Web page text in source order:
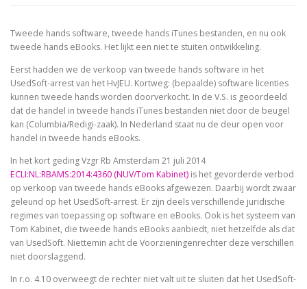
Tweede hands software, tweede hands iTunes bestanden, en nu ook
tweede hands eBooks. Het lijkt een niet te stuiten ontwikkeling.
Eerst hadden we de verkoop van tweede hands software in het
UsedSoft-arrest van het HvJEU. Kortweg: (bepaalde) software licenties
kunnen tweede hands worden doorverkocht. In de V.S. is geoordeeld
dat de handel in tweede hands iTunes bestanden niet door de beugel
kan (Columbia/Redigi-zaak). In Nederland staat nu de deur open voor
handel in tweede hands eBooks.
In het kort geding Vzgr Rb Amsterdam 21 juli 2014
ECLI:NL:RBAMS:2014:4360 (NUV/Tom Kabinet) is het gevorderde verbod
op verkoop van tweede hands eBooks afgewezen. Daarbij wordt zwaar
geleund op het UsedSoft-arrest. Er zijn deels verschillende juridische
regimes van toepassing op software en eBooks. Ook is het systeem van
Tom Kabinet, die tweede hands eBooks aanbiedt, niet hetzelfde als dat
van UsedSoft. Niettemin acht de Voorzieningenrechter deze verschillen
niet doorslaggend.
In r.o. 4.10 overweegt de rechter niet valt uit te sluiten dat het UsedSoft-